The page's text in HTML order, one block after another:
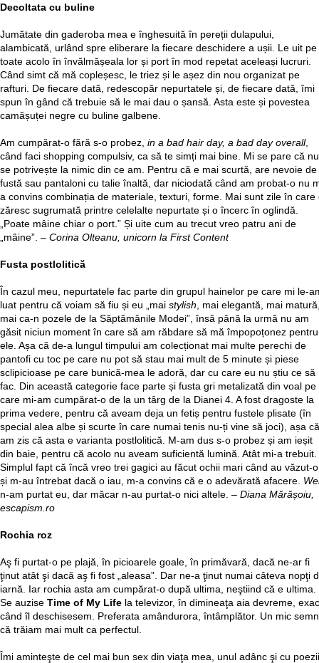
Decoltata cu buline
Jumătate din gaderoba mea e înghesuită în pereții dulapului,
alambicată, urlând spre eliberare la fiecare deschidere a ușii. Le uit pe
toate acolo în învălmășeala lor și port în mod repetat aceleași lucruri.
Când simt că mă copleșesc, le triez și le așez din nou organizat pe
rafturi. De fiecare dată, redescopăr nepurtatele și, de fiecare dată, îmi
spun în gând că trebuie să le mai dau o șansă. Asta este și povestea
camășuței negre cu buline galbene.
Am cumpărat-o fără s-o probez, in a bad hair day, a bad day overall,
când faci shopping compulsiv, ca să te simți mai bine. Mi se pare că nu
se potrivește la nimic din ce am. Pentru că e mai scurtă, are nevoie de
fustă sau pantaloni cu talie înaltă, dar niciodată când am probat-o nu
a convins combinația de materiale, texturi, forme. Mai sunt zile în care
zăresc sugrumată printre celelalte nepurtate și o încerc în oglindă.
„Poate mâine chiar o port.” Și uite cum au trecut vreo patru ani de
„mâine”. – Corina Olteanu, unicorn la First Content
Fusta postlolitică
În cazul meu, nepurtatele fac parte din grupul hainelor pe care mi le-
luat pentru că voiam să fiu și eu „mai stylish, mai elegantă, mai
mai ca-n pozele de la Săptămânile Modei”, însă până la urmă nu am
găsit niciun moment în care să am răbdare să mă împopoțonez pentru
ele. Așa că de-a lungul timpului am colecționat mai multe perechi de
pantofi cu toc pe care nu pot să stau mai mult de 5 minute și piese
sclipicioase pe care bunică-mea le adoră, dar cu care eu nu știu ce să
fac. Din această categorie face parte și fusta gri metalizată din voal pe
care mi-am cumpărat-o de la un târg de la Dianei 4. A fost dragoste la
prima vedere, pentru că aveam deja un fetiș pentru fustele plisate (în
special alea albe și scurte în care numai tenis nu-ți vine să joci), așa că
am zis că asta e varianta postlolitică. M-am dus s-o probez și am ieșit
din baie, pentru că acolo nu aveam suficientă lumină. Atât mi-a trebuit.
Simplul fapt că încă vreo trei gagici au făcut ochii mari când au văzut-o
și m-au întrebat dacă o iau, m-a convins că e o adevărată afacere.
n-am purtat eu, dar măcar n-au purtat-o nici altele. – Diana Mărășoiu,
escapism.ro
Rochia roz
Aş fi purtat-o pe plajă, în picioarele goale, în primăvară, dacă ne-ar fi
ţinut atât şi dacă aş fi fost „aleasa”. Dar ne-a ţinut numai câteva nopţi
iarnă. Iar rochia asta am cumpărat-o după ultima, neştiind că e ultima.
Se auzise Time of My Life la televizor, în dimineaţa aia devreme,
când îl deschisesem. Preferata amândurora, întâmplător. Un mic semn
că trăiam mai mult ca perfectul.
Îmi aminteşte de cel mai bun sex din viaţa mea, unul adânc şi cu